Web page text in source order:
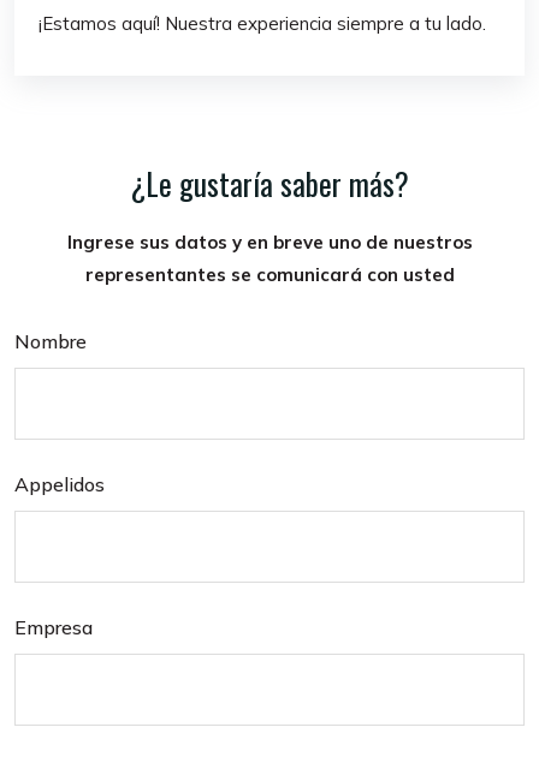
¡Estamos aquí! Nuestra experiencia siempre a tu lado.
¿Le gustaría saber más?
Ingrese sus datos y en breve uno de nuestros
representantes se comunicará con usted
Nombre
Appelidos
Empresa